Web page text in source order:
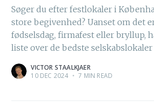
Søger du efter festlokaler i
store begivenhed? Uanset om det
fødselsdag, firmafest eller bryllup,
liste over de bedste selskabslokaler
VICTOR STAALKJAER
10 DEC 2024 • 7 MIN READ